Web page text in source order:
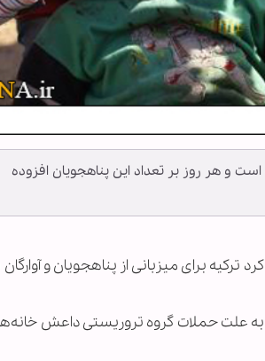
و هر روز بر تعداد این پناهجویان افزوده
ترکیه برای میزبانی از پناهجویان و
علت حملات گروه تروریستی داعش